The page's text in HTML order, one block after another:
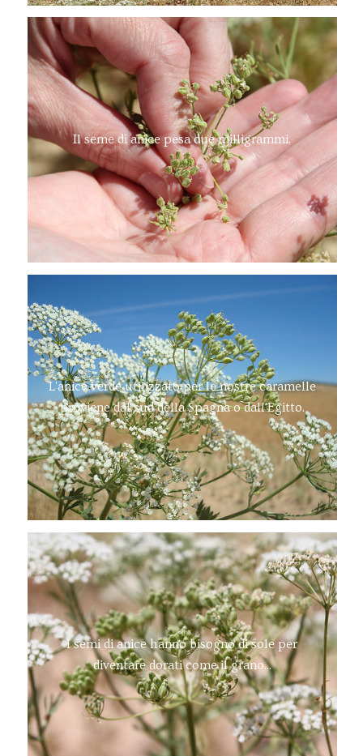
Il seme di anice pesa due milligrammi.
L'anice verde utilizzato per le nostre caramelle
proviene dal sud della Spagna o dall'Egitto.
I semi di anice hanno bisogno di sole per
diventare dorati come il grano...